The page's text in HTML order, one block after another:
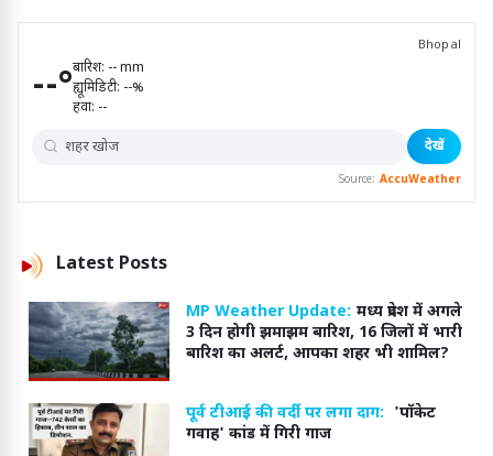
Bhopal
--°बारिश: --mm
ह्यूमिडिटी: --%
हवा: --
देखें
Source: AccuWeather
Latest Posts
MP Weather Update: मध्य प्रदेश में अगले
3 दिन होगी झमाझम बारिश, 16 जिलों में भारी
बारिश का अलर्ट, आपका शहर भी शामिल?
पूर्व टीआई की वर्दी पर लगा दाग: 'पॉकेट
गवाह' कांड में गिरी गाज